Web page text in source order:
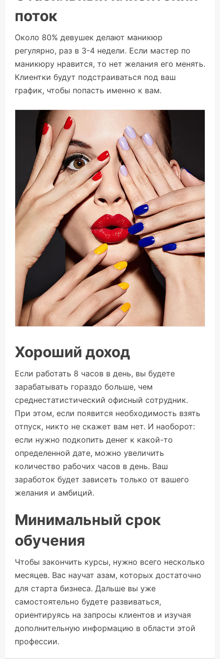
поток
Около 80% девушек делают маникюр
регулярно, раз в 3-4 недели. Если мастер по
маникюру нравится, то нет желания его менять.
Клиентки будут подстраиваться под ваш
график, чтобы попасть именно к вам.
Хороший доход
Если работать 8 часов в день, вы будете
зарабатывать гораздо больше, чем
среднестатистический офисный сотрудник.
При этом, если появится необходимость взять
отпуск, никто не скажет вам нет. И наоборот:
если нужно подкопить денег к какой-то
определенной дате, можно увеличить
количество рабочих часов в день. Ваш
заработок будет зависеть только от вашего
желания и амбиций.
Минимальный срок
обучения
Чтобы закончить курсы, нужно всего несколько
месяцев. Вас научат азам, которых достаточно
для старта бизнеса. Дальше вы уже
самостоятельно будете развиваться,
ориентируясь на запросы клиентов и изучая
дополнительную информацию в области этой
профессии.